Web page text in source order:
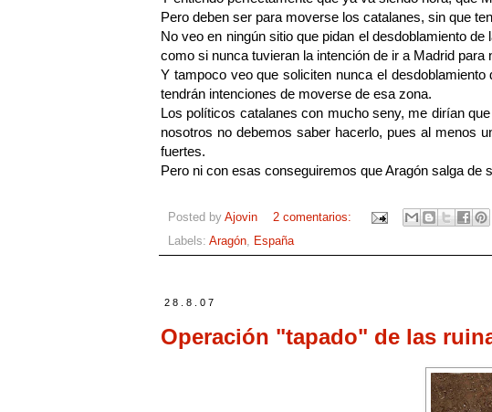
Pero deben ser para moverse los catalanes, sin que
No veo en ningún sitio que pidan el desdoblamiento
como si nunca tuvieran la intención de ir a Madrid
Y tampoco veo que soliciten nunca el
tendrán intenciones de moverse de esa zona.
Los políticos catalanes con mucho seny, me dirían
nosotros no debemos saber hacerlo, pues al menos
fuertes.
Pero ni con esas conseguiremos que Aragón salga de
Posted by Ajovin
2 comentarios:
Labels: Aragón, España
28.8.07
Operación "tapado" de las